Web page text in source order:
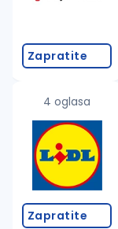
Zapratite
4 oglasa
Zapratite